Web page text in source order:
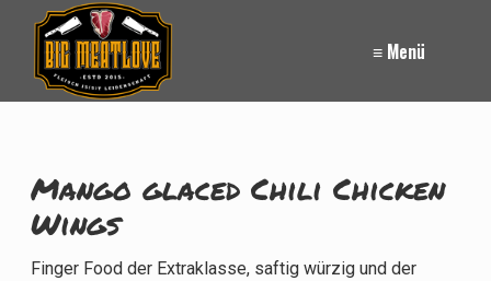
≡ Menü
Mango glaced Chili Chicken
Wings
Finger Food der Extraklasse, saftig würzig und der